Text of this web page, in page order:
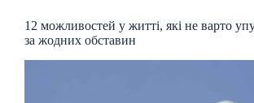
12 можливостей у житті, які не варто
за жодних обставин